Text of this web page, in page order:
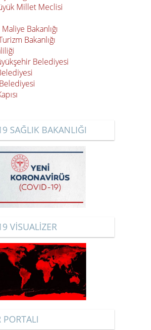
Millet Meclisi
Bakanlığı
Bakanlığı
Belediyesi
SAĞLIK BAKANLIĞI
VİSUALİZER
PORTALI